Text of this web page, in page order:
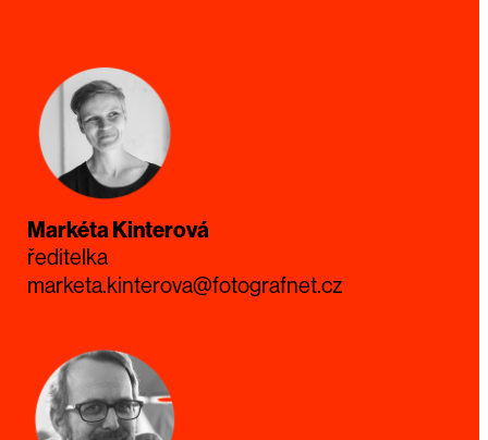
Markéta Kinterová
ředitelka
marketa.kinterova@fotografnet.cz